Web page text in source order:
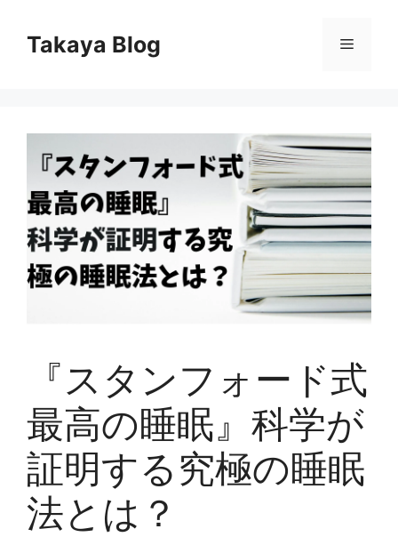
Takaya Blog メ
ュ
ー
『スタンフォード式
最高の睡眠』科学が
証明する究極の睡眠
法とは？